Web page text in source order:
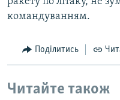
командуванням.
Поділитись
Читайте також